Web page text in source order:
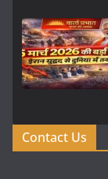
Contact Us